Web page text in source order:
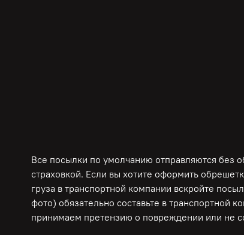
Все посылки по умолчанию отправляются без
страховкой. Если вы хотите оформить
груза в транспортной компании вскройте
фото) обязательно составьте в транспортной
принимаем претензию о повреждении или не